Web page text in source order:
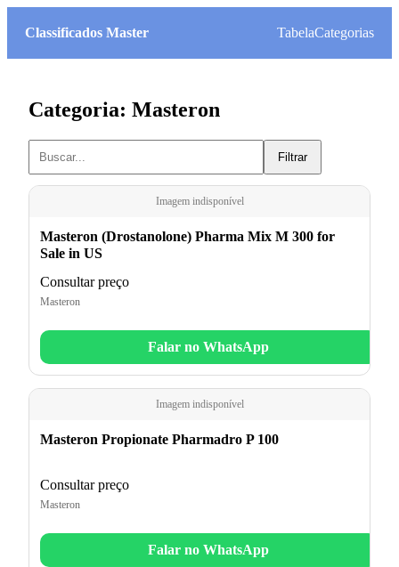
Classificados Master TabelaCategorias
Categoria: Masteron
Filtrar
Imagem indisponível
Masteron (Drostanolone) Pharma Mix M 300 for
Sale in US
Consultar preço
Masteron
Falar no WhatsApp
Imagem indisponível
Masteron Propionate Pharmadro P 100
Consultar preço
Masteron
Falar no WhatsApp